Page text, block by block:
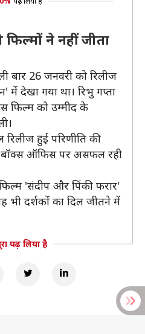
फिल्मों ने नहीं जीता
बार 26 जनवरी को रिलीज
में देखा गया था। रिभु गप्ता
फिल्म को उम्मीद के
हुई परिणीति की
बॉक्स ऑफिस पर असफल रही
फिल्म 'संदीप और पिंकी फरार'
दर्शकों का दिल जीतने में
पढ़ लिया है